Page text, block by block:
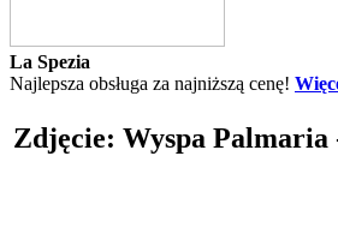
La Spezia
Najlepsza obsługa za najniższą cenę!
Zdjęcie: Wyspa Palmaria